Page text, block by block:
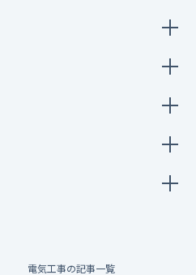
電気工事の記事一覧